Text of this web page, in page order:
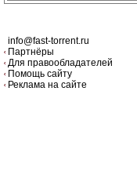
info@fast-torrent.ru
Партнёры
Для правообладателей
Помощь сайту
Реклама на сайте